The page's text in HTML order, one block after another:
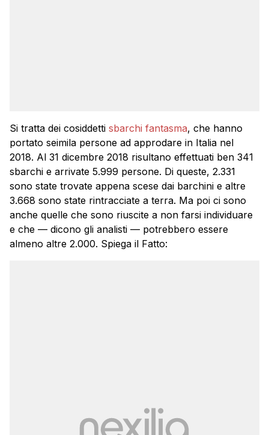
Si tratta dei cosiddetti sbarchi fantasma, che hanno
portato seimila persone ad approdare in Italia nel
2018. Al 31 dicembre 2018 risultano effettuati ben 341
sbarchi e arrivate 5.999 persone. Di queste, 2.331
sono state trovate appena scese dai barchini e altre
3.668 sono state rintracciate a terra. Ma poi ci sono
anche quelle che sono riuscite a non farsi individuare
e che — dicono gli analisti — potrebbero essere
almeno altre 2.000. Spiega il Fatto: